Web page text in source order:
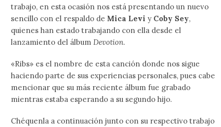
trabajo, en esta ocasión nos está presentando un nuevo
sencillo con el respaldo de Mica Leviy Coby Sey,
quienes han estado trabajando con ella desde el
lanzamiento del álbum Devotion.
«Ribs» es el nombre de esta canción donde nos sigue
haciendo parte de sus experiencias personales, pues cabe
mencionar que su más reciente álbum fue grabado
mientras estaba esperando a su segundo hijo.
Chéquenla a continuación junto con su respectivo trabajo